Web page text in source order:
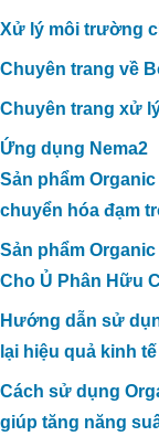
Xử lý môi trường
Chuyên trang về
Chuyên trang xử
Ứng dụng Nema2
Sản phẩm
chuyển hóa đạm
Sản phẩm
Cho Ủ Phân Hữu
Hướng dẫn sử
lại hiệu quả kinh
Cách sử dụng
giúp tăng năng